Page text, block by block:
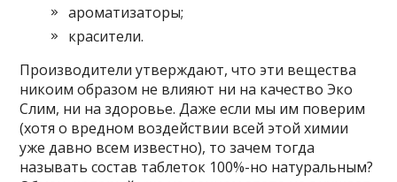
ароматизаторы;
красители.
Производители утверждают, что эти вещества
никоим образом не влияют ни на качество Эко
Слим, ни на здоровье. Даже если мы им поверим
(хотя о вредном воздействии всей этой химии
уже давно всем известно), то зачем тогда
называть состав таблеток 100%-но натуральным?